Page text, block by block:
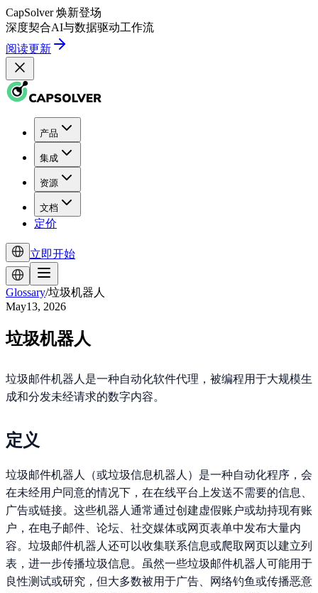
CapSolver 焕新登场
深度契合AI与数据驱动工作流
阅读更新
产品
集成
资源
文档
定价
立即开始
Glossary/垃圾机器人
May13, 2026
垃圾机器人
垃圾邮件机器人是一种自动化软件代理，被编程用于大规模生
成和分发未经请求的数字内容。
定义
垃圾邮件机器人（或垃圾信息机器人）是一种自动化程序，会
在未经用户同意的情况下，在在线平台上发送不需要的信息、
广告或链接。这些机器人通常通过创建虚假账户或劫持现有账
户，在电子邮件、论坛、社交媒体或网页表单中发布大量内
容。垃圾邮件机器人还可以收集联系信息或爬取网页以建立列
表，进一步传播垃圾信息。虽然一些垃圾邮件机器人可能用于
良性测试或研究，但大多数被用于广告、网络钓鱼或传播恶意